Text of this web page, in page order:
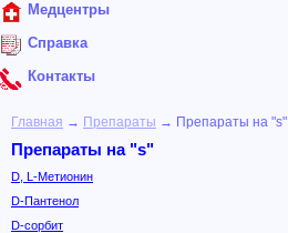
Медцентры
Справка
Контакты
Главная → Препараты → Препараты на "s"
Препараты на "s"
D, L-Метионин
D-Пантенол
D-сорбит